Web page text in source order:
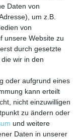
Daten von
um z.B.
von
unsere Website zu
durch gesetzte
wir in den
oder aufgrund eines
kann erteilt
nicht einzuwilligen
zu ändern oder
und weitere
Daten in unserer